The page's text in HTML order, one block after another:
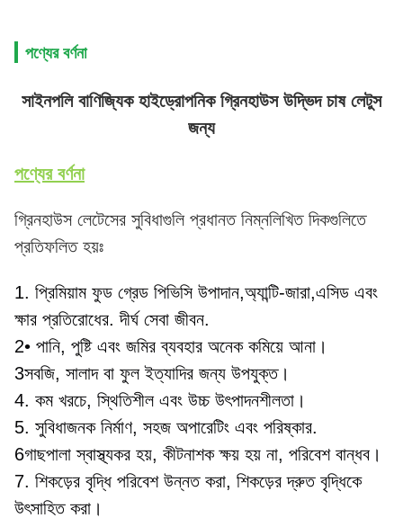
পণ্যের বর্ণনা
সাইনপলি বাণিজ্যিক হাইড্রোপনিক গ্রিনহাউস উদ্ভিদ চাষ লেটুস
জন্য
পণ্যের বর্ণনা
গ্রিনহাউস লেটেসের সুবিধাগুলি প্রধানত নিম্নলিখিত দিকগুলিতে
প্রতিফলিত হয়ঃ
1. প্রিমিয়াম ফুড গ্রেড পিভিসি উপাদান,অ্যান্টি-জারা,এসিড এবং
ক্ষার প্রতিরোধের. দীর্ঘ সেবা জীবন.
2• পানি, পুষ্টি এবং জমির ব্যবহার অনেক কমিয়ে আনা।
3সবজি, সালাদ বা ফুল ইত্যাদির জন্য উপযুক্ত।
4. কম খরচে, স্থিতিশীল এবং উচ্চ উৎপাদনশীলতা।
5. সুবিধাজনক নির্মাণ, সহজ অপারেটিং এবং পরিষ্কার.
6গাছপালা স্বাস্থ্যকর হয়, কীটনাশক ক্ষয় হয় না, পরিবেশ বান্ধব।
7. শিকড়ের বৃদ্ধি পরিবেশ উন্নত করা, শিকড়ের দ্রুত বৃদ্ধিকে
উৎসাহিত করা।